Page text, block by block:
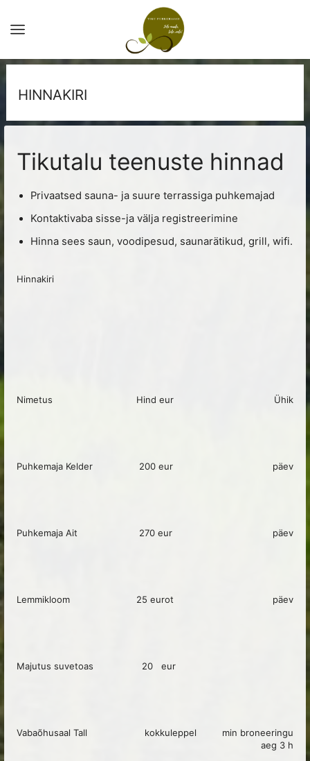
HINNAKIRI
Tikutalu teenuste hinnad
Privaatsed sauna- ja suure terrassiga puhkemajad
Kontaktivaba sisse-ja välja registreerimine
Hinna sees saun, voodipesud, saunarätikud, grill, wifi.
Hinnakiri
Nimetus Hind eur Ühik
Puhkemaja Kelder 200 eur päev
Puhkemaja Ait 270 eur päev
Lemmikloom 25 eurot päev
Majutus suvetoas 20 eur
Vabaõhusaal Tall kokkuleppel
min broneeringu
aeg 3 h